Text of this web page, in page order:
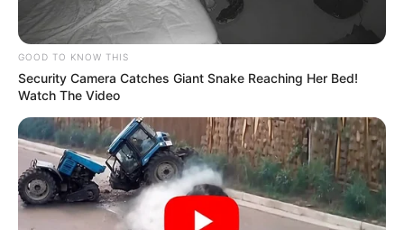
GOOD TO KNOW THIS
Security Camera Catches Giant Snake Reaching Her Bed!
Watch The Video